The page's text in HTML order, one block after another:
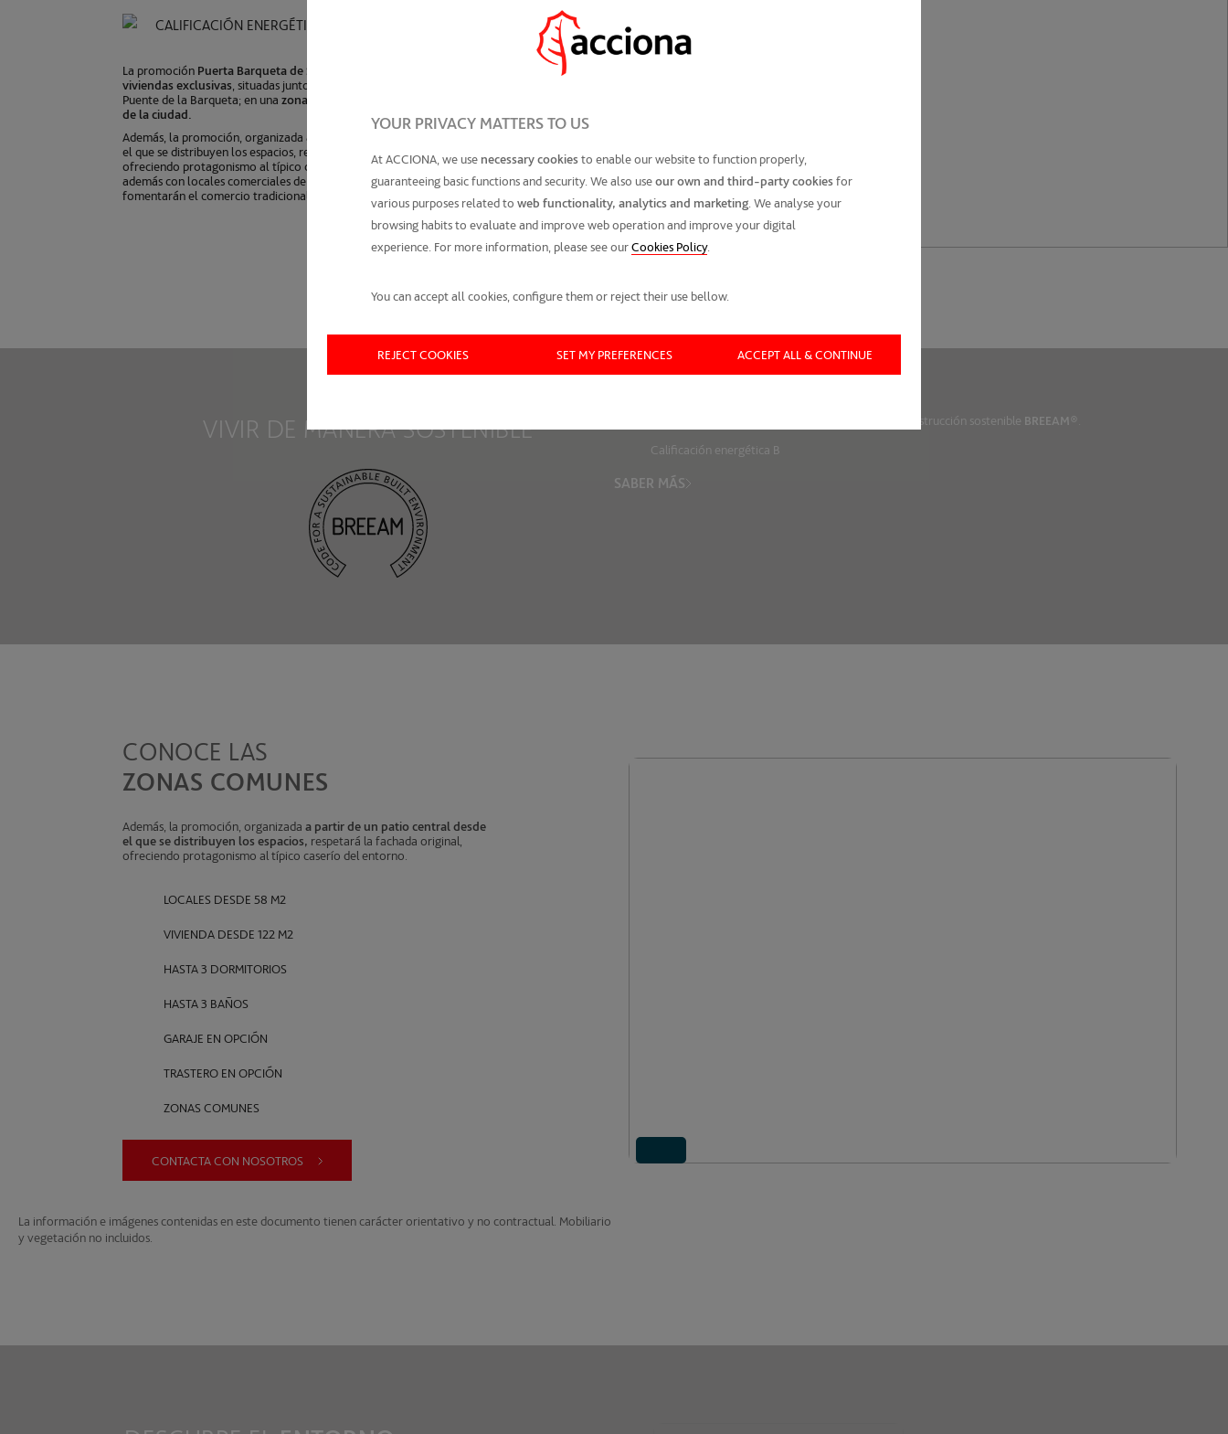
YOUR PRIVACY MATTERS TO US
At ACCIONA, we use necessary cookiesto enable our website to function properly,
guaranteeing basic functions and security. We also useour own and third-party cookiesfor
various purposes related to web functionality, analytics and marketing . We analyse your
browsing habits to evaluate and improve web operation and improve your digital
experience. For more information, please see ourCookies Policy.
You can accept all cookies, configure them or reject their use bellow.
REJECT COOKIES SET MY PREFERENCES ACCEPT ALL & CONTINUE
CALIFICACIÓN ENERGÉTICA
La promoción Puerta Barqueta de Sevilla
viviendas exclusivas , situadas junto al acceso a la Isla de Cartuja y el
Puente de la Barqueta; en unazona perteneciente al casco histórico
de la ciudad.
Además, la promoción, organizada a partir de un patio central desde
el que se distribuyen los espacios, respetará la
ofreciendo protagonismo al típico caserío del entorno. Contará
además con locales comerciales de diferentes tamaños que
fomentarán el comercio tradicional y de proximidad.
VIVIR DE MANERA SOSTENIBLE Esta promoción está certificada bajo los estándares de construcción sostenible BREEAM®.
Calificación energética B
SABER MÁS
CONOCE LAS
ZONAS COMUNES
Además, la promoción, organizadaa partir de un patio central desde
el que se distribuyen los espacios, respetará la fachada original,
ofreciendo protagonismo al típico caserío del entorno.
LOCALES DESDE 58 M2
VIVIENDA DESDE 122 M2
HASTA 3 DORMITORIOS
HASTA 3 BAÑOS
GARAJE EN OPCIÓN
TRASTERO EN OPCIÓN
ZONAS COMUNES
CONTACTA CON NOSOTROS
La información e imágenes contenidas en este documento tienen carácter orientativo y no contractual. Mobiliario
y vegetación no incluidos.